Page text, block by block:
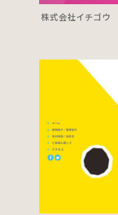
株式会社イチゴウ